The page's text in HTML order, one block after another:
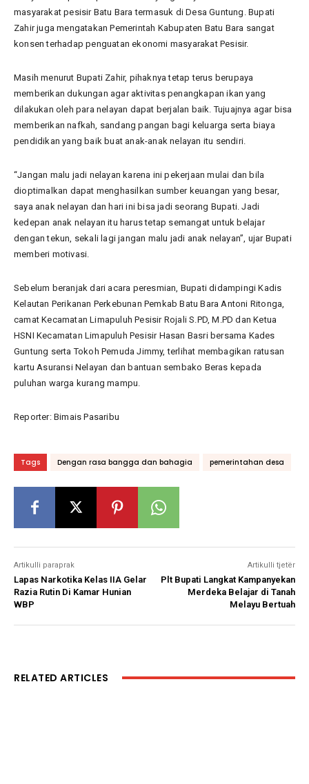
masyarakat pesisir Batu Bara termasuk di Desa Guntung. Bupati
Zahir juga mengatakan Pemerintah Kabupaten Batu Bara sangat
konsen terhadap penguatan ekonomi masyarakat Pesisir.
Masih menurut Bupati Zahir, pihaknya tetap terus berupaya
memberikan dukungan agar aktivitas penangkapan ikan yang
dilakukan oleh para nelayan dapat berjalan baik. Tujuajnya agar bisa
memberikan nafkah, sandang pangan bagi keluarga serta biaya
pendidikan yang baik buat anak-anak nelayan itu sendiri.
“Jangan malu jadi nelayan karena ini pekerjaan mulai dan bila
dioptimalkan dapat menghasilkan sumber keuangan yang besar,
saya anak nelayan dan hari ini bisa jadi seorang Bupati. Jadi
kedepan anak nelayan itu harus tetap semangat untuk belajar
dengan tekun, sekali lagi jangan malu jadi anak nelayan”, ujar Bupati
memberi motivasi.
Sebelum beranjak dari acara peresmian, Bupati didampingi Kadis
Kelautan Perikanan Perkebunan Pemkab Batu Bara Antoni Ritonga,
camat Kecamatan Limapuluh Pesisir Rojali S.PD, M.PD dan Ketua
HSNI Kecamatan Limapuluh Pesisir Hasan Basri bersama Kades
Guntung serta Tokoh Pemuda Jimmy, terlihat membagikan ratusan
kartu Asuransi Nelayan dan bantuan sembako Beras kepada
puluhan warga kurang mampu.
Reporter: Bimais Pasaribu
Tags Dengan rasa bangga dan bahagia pemerintahan desa
Artikulli paraprak
Lapas Narkotika Kelas IIA Gelar
Razia Rutin Di Kamar Hunian
WBP
Artikulli tjetër
Plt Bupati Langkat Kampanyekan
Merdeka Belajar di Tanah
Melayu Bertuah
RELATED ARTICLES